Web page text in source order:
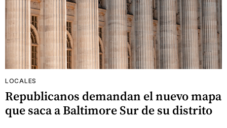
LOCALES
Republicanos demandan el nuevo mapa
que saca a Baltimore Sur de su distrito